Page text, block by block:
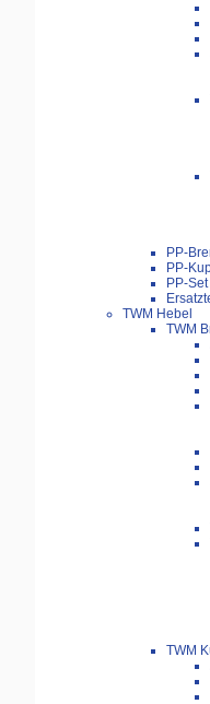
PP-
PP-
PP-
TWM Hebel
TWM
TWM